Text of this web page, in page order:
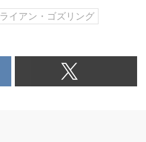
ライアン・ゴズリング